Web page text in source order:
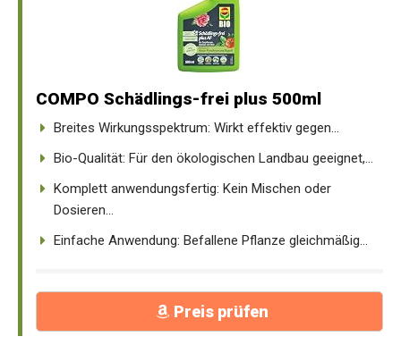
COMPO Schädlings-frei plus 500ml
Breites Wirkungsspektrum: Wirkt effektiv gegen...
Bio-Qualität: Für den ökologischen Landbau geeignet,...
Komplett anwendungsfertig: Kein Mischen oder
Dosieren...
Einfache Anwendung: Befallene Pflanze gleichmäßig...
Preis prüfen